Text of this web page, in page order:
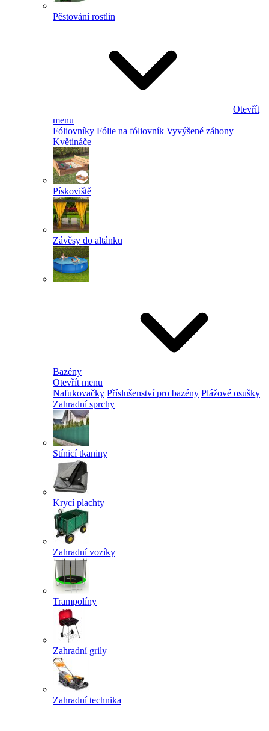
Pěstování rostlin
Otevřít
menu
Fóliovníky Fólie na fóliovník Vyvýšené záhony
Květináče
Pískoviště
Závěsy do altánku
Bazény
Otevřít menu
Nafukovačky Příslušenství pro bazény Plážové osušky
Zahradní sprchy
Stínicí tkaniny
Krycí plachty
Zahradní vozíky
Trampolíny
Zahradní grily
Zahradní technika